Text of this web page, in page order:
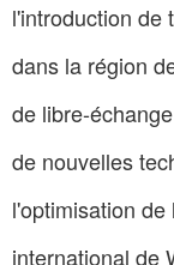
l'introduction de
dans la région
de libre-
de nouvelles
l'optimisation
international de